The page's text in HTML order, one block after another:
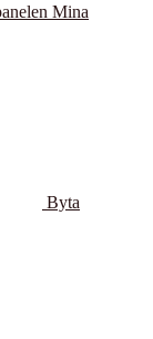
Mina
Byta